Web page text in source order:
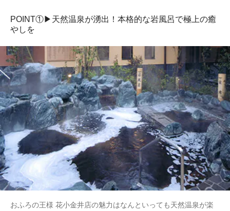
POINT①▶天然温泉が湧出！本格的な岩風呂で極上の癒
やしを
おふろの王様 花小金井店の魅力はなんといっても天然温泉が楽